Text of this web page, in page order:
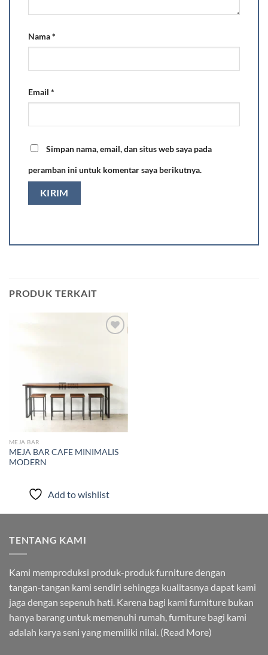
Nama*
Email *
Simpan nama, email, dan situs web saya pada
peramban ini untuk komentar saya berikutnya.
PRODUK TERKAIT
MEJA BAR
MEJA BAR CAFE MINIMALIS
MODERN
Add to wishlist
TENTANG KAMI
Kami memproduksi produk-produk furniture dengan
tangan-tangan kami sendiri sehingga kualitasnya dapat kami
jaga dengan sepenuh hati. Karena bagi kami furniture bukan
hanya barang untuk memenuhi rumah, furniture bagi kami
adalah karya seni yang memiliki nilai. (Read More)